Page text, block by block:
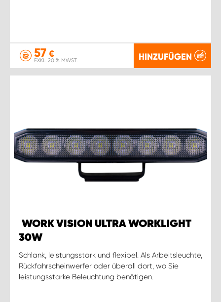
57 €
EXKL. 20 % MWST. HINZUFÜGEN
WORK VISION ULTRA WORKLIGHT
30W
Schlank, leistungsstark und flexibel. Als Arbeitsleuchte,
Rückfahrscheinwerfer oder überall dort, wo Sie
leistungsstarke Beleuchtung benötigen.